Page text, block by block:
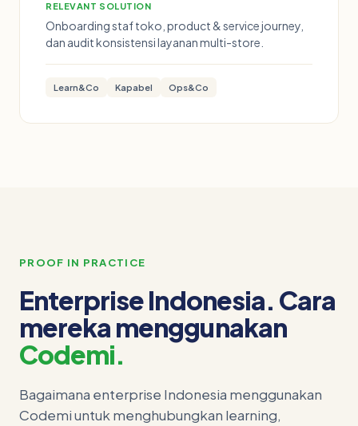
RELEVANT SOLUTION
Onboarding staf toko, product & service journey,
dan audit konsistensi layanan multi-store.
Learn&Co Kapabel Ops&Co
PROOF IN PRACTICE
Enterprise Indonesia. Cara
mereka menggunakan
Codemi.
Bagaimana enterprise Indonesia menggunakan
Codemi untuk menghubungkan learning,